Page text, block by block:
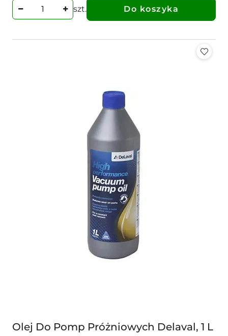
szt. Do koszyka
Olej Do Pomp Próżniowych Delaval, 1 L